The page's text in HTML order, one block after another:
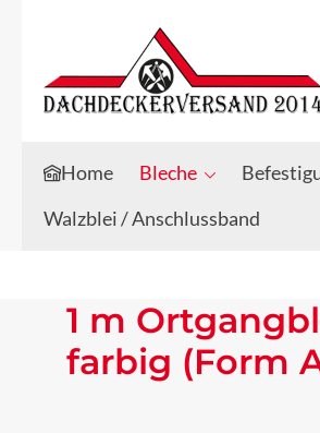
Zum Hauptinhalt springen
Zur Suche springen
Home Bleche
Walzblei / Anschlussband
1 m
farbig (Form